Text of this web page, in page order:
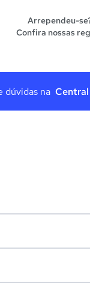
Arrependeu-
Confira nossas
dúvidas na